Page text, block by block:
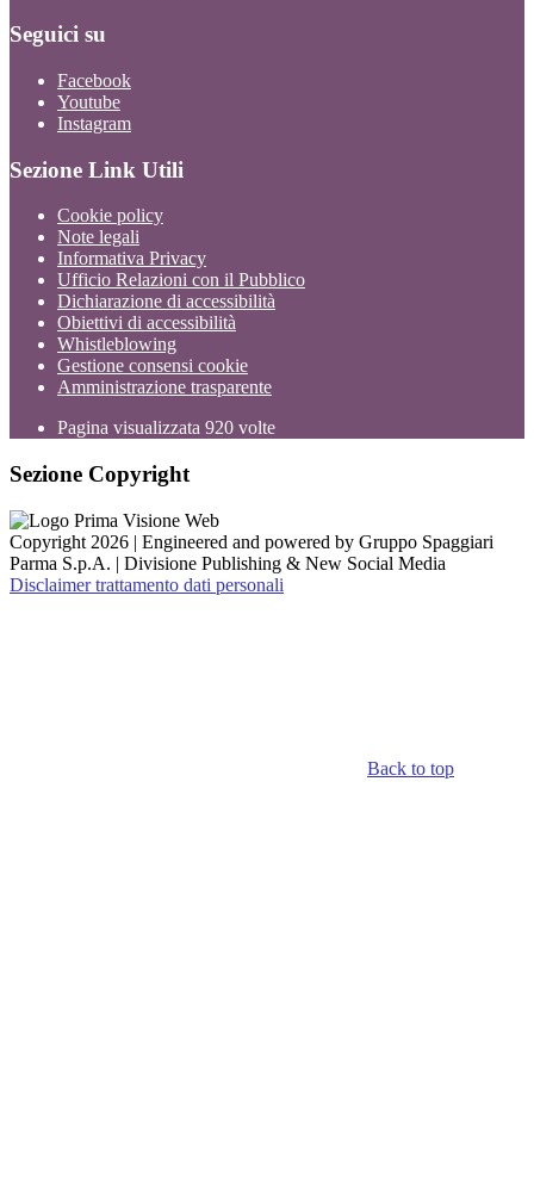
Seguici su
Facebook
Youtube
Instagram
Sezione Link Utili
Cookie policy
Note legali
Informativa Privacy
Ufficio Relazioni con il Pubblico
Dichiarazione di accessibilità
Obiettivi di accessibilità
Whistleblowing
Gestione consensi cookie
Amministrazione trasparente
Pagina visualizzata 920 volte
Sezione Copyright
Copyright 2026 | Engineered and powered by Gruppo Spaggiari
Parma S.p.A. | Divisione Publishing & New Social Media
Disclaimer trattamento dati personali
Back to top